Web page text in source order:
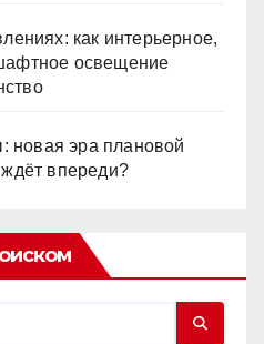
как интерьерное,
освещение
эра плановой
впереди?